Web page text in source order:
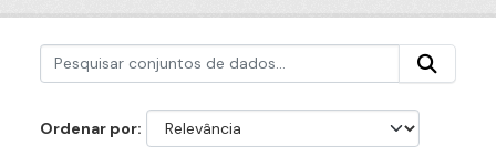
Ordenar por